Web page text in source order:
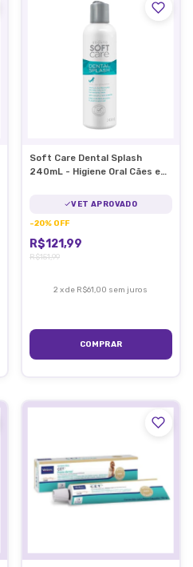
Soft Care Dental Splash
240mL - Higiene Oral Cães e
VET APROVADO
-20% OFF
R$121,99
R$151,99
2 xde R$61,00 sem juros